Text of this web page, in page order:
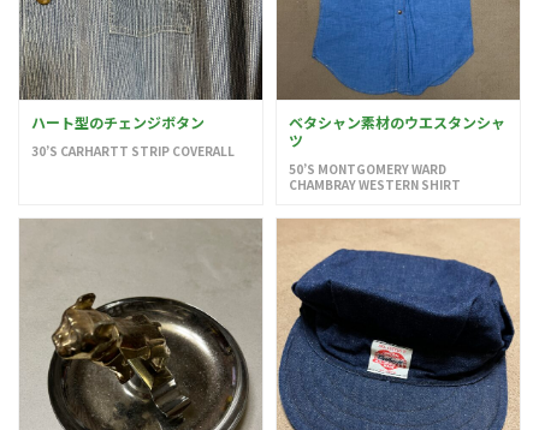
ハート型のチェンジボタン
30’S CARHARTT STRIP COVERALL
ベタシャン素材のウエスタンシャ
ツ
50’S MONTGOMERY WARD
CHAMBRAY WESTERN SHIRT